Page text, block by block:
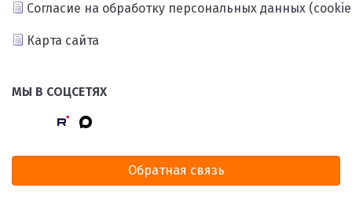
Согласие на обработку персональных данных
Карта сайта
МЫ В СОЦСЕТЯХ
Обратная связь